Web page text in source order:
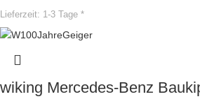
Lieferzeit: 1-3 Tage *
wiking Mercedes-Benz